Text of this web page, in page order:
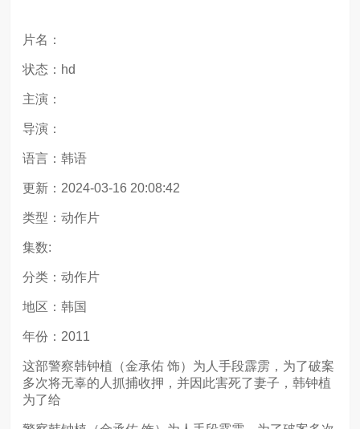
片名：
状态：hd
主演：
导演：
语言：韩语
更新：2024-03-16 20:08:42
类型：动作片
集数:
分类：动作片
地区：韩国
年份：2011
这部警察韩钟植（金承佑 饰）为人手段霹雳，为了破案
多次将无辜的人抓捕收押，并因此害死了妻子，韩钟植
为了给